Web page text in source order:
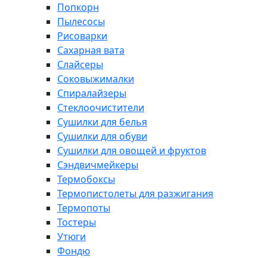
Попкорн
Пылесосы
Рисоварки
Сахарная вата
Слайсеры
Соковыжималки
Спиралайзеры
Стеклоочистители
Сушилки для белья
Сушилки для обуви
Сушилки для овощей и фруктов
Сэндвичмейкеры
Термобоксы
Термопистолеты для разжигания
Термопоты
Тостеры
Утюги
Фондю